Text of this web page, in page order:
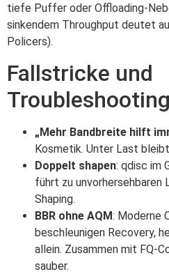
tiefe Puffer oder Offloading-
sinkendem Throughput deutet
Policers).
Fallstricke und
Troubleshooting
„Mehr Bandbreite hilft
Kosmetik. Unter Last
Doppelt shapen: qdisc im
führt zu unvorhersehbaren
Shaping.
BBR ohne AQM: Moderne
beschleunigen Recovery,
allein. Zusammen mit FQ-
sauber.